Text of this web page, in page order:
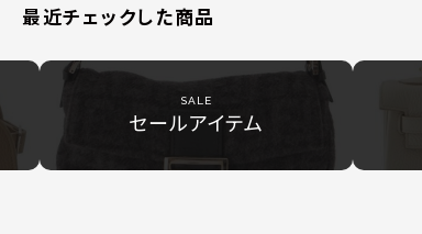
最近チェックした商品
SALE
セールアイテム